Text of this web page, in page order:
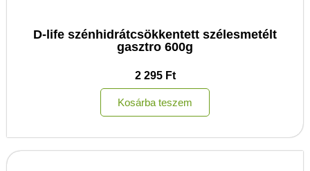
D-life szénhidrátcsökkentett szélesmetélt
gasztro 600g
2 295 Ft
Kosárba teszem